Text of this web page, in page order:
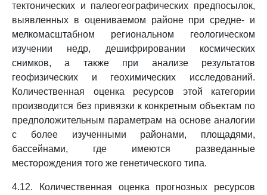
тектонических и палеогеографических предпосылок,
выявленных в оцениваемом районе при средне- и
мелкомасштабном региональном геологическом
изучении недр, дешифрировании космических
снимков, а также при анализе результатов
геофизических и геохимических исследований.
Количественная оценка ресурсов этой категории
производится без привязки к конкретным объектам по
предположительным параметрам на основе аналогии
с более изученными районами, площадями,
бассейнами, где имеются разведанные
месторождения того же генетического типа.
4.12. Количественная оценка прогнозных ресурсов